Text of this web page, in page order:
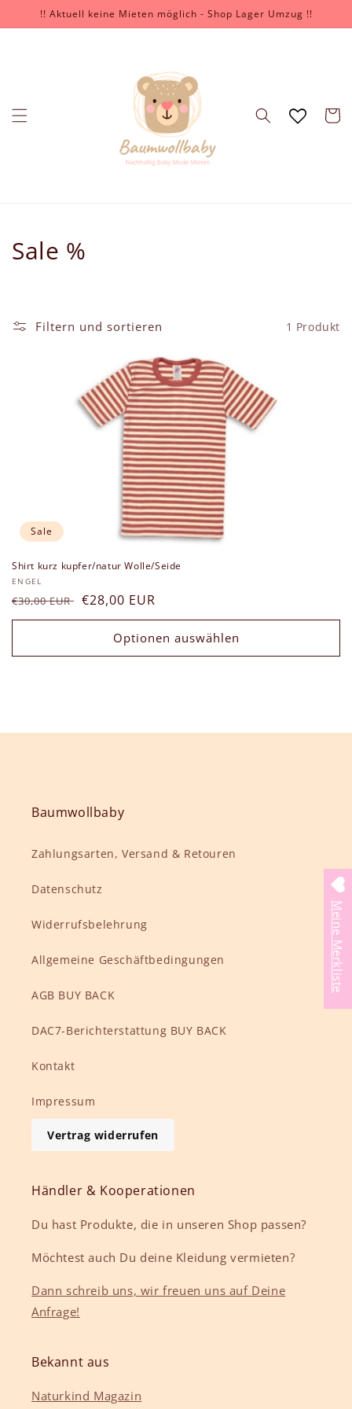
zum
Inhalt
!! Aktuell keine Mieten möglich - Shop Lager Umzug !!
K
e
Sale %
Filtern und sortieren 1 Produkt
Sale
Shirt kurz kupfer/natur Wolle/Seide
Anbieter:
ENGEL
Normaler
Preis
€30,00 EUR Verkaufspreis
€28,00 EUR
Optionen auswählen
Baumwollbaby
Zahlungsarten, Versand & Retouren
Datenschutz
Widerrufsbelehrung
Allgemeine Geschäftbedingungen
AGB BUY BACK
DAC7-Berichterstattung BUY BACK
Kontakt
Impressum
Vertrag widerrufen
Händler & Kooperationen
Du hast Produkte, die in unseren Shop passen?
Möchtest auch Du deine Kleidung vermieten?
Dann schreib uns, wir freuen uns auf Deine
Anfrage!
Bekannt aus
Naturkind Magazin
Meine Merkliste